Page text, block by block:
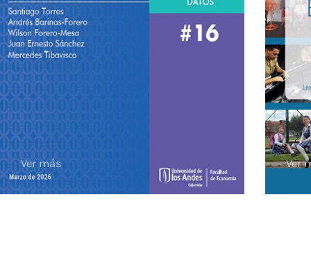
Ver más Ver